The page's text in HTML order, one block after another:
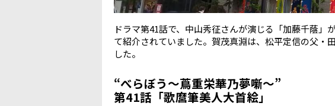
ドラマ第41話で、中山秀征さんが演じる「加藤千蔭」
て紹介されていました。賀茂真淵は、松平定信の父・
した。
“べらぼう〜蔦重栄華乃夢噺〜”
第41話「歌麿筆美人大首絵」